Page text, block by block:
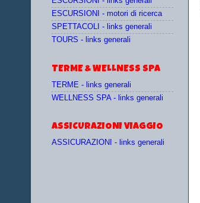
ESCURSIONI - motori di ricerca
SPETTACOLI - links generali
TOURS - links generali
TERME & WELLNESS SPA
TERME - links generali
WELLNESS SPA - links generali
ASSICURAZIONI VIAGGIO
ASSICURAZIONI - links generali